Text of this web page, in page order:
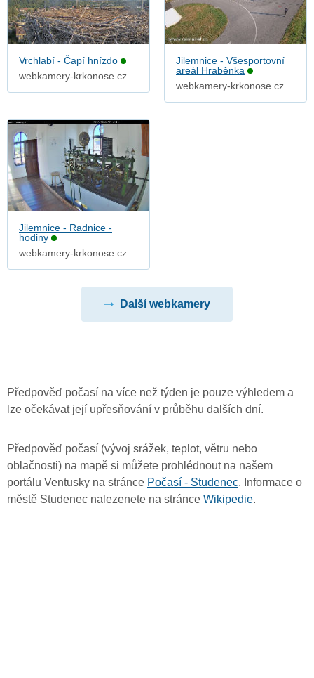
Vrchlabí - Čapí hnízdo
webkamery-krkonose.cz
Jilemnice - Všesportovní
areál Hraběnka
webkamery-krkonose.cz
Jilemnice - Radnice -
hodiny
webkamery-krkonose.cz
Další webkamery
Předpověď počasí na více než týden je pouze výhledem a
lze očekávat její upřesňování v průběhu dalších dní.
Předpověď počasí (vývoj srážek, teplot, větru nebo
oblačnosti) na mapě si můžete prohlédnout na našem
portálu Ventusky na stránce Počasí - Studenec. Informace o
městě Studenec nalezenete na stránce Wikipedie.